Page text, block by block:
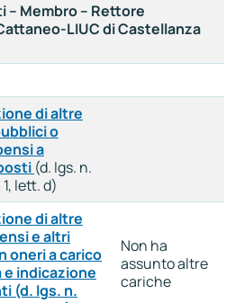
– Membro – Rettore
LIUC di Castellanza
di altre
o
a
(d. lgs. n.
lett. d)
di altre
e altri
oneri a carico
indicazione
(d. lgs. n.
Non ha
assunto altre
cariche